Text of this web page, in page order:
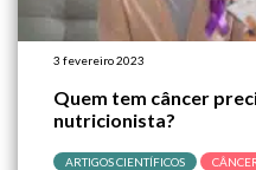
3 fevereiro 2023
Quem tem câncer
nutricionista?
ARTIGOS CIENTÍFICOS